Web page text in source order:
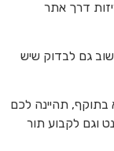
דרך אתר
גם לבדוק שיש
תהיינה לכם
וגם לקבוע תור